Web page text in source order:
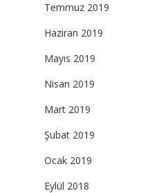
Temmuz 2019
Haziran 2019
Mayıs 2019
Nisan 2019
Mart 2019
Şubat 2019
Ocak 2019
Eylül 2018